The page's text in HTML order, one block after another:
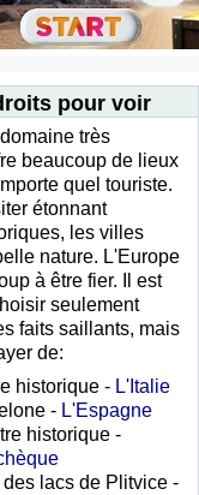
pour voir
très
beaucoup de lieux
quel touriste.
étonnant
les villes
nature. L'Europe
à être fier. Il est
seulement
faits saillants, mais
de:
historique - L'Italie
- L'Espagne
historique -
lacs de Plitvice -